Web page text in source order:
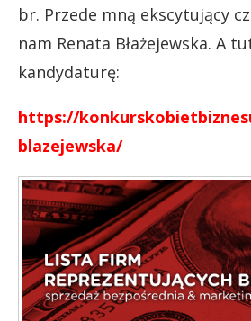
br. Przede mną ekscytujący
nam Renata Błażejewska. A
kandydaturę:
https://
blazejewska/